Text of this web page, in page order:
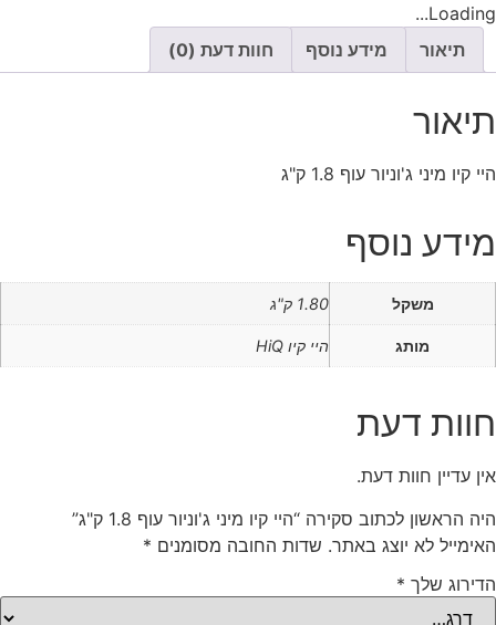
Loading...
תיאור
מידע נוסף חוות דעת (0)
תיאור
היי קיו מיני ג'וניור עוף 1.8 ק"ג
מידע נוסף
משקל 1.80 ק"ג
מותג היי קיו HiQ
חוות דעת
אין עדיין חוות דעת.
היה הראשון לכתוב סקירה “היי קיו מיני ג'וניור עוף 1.8 ק"ג”
האימייל לא יוצג באתר. שדות החובה מסומנים *
הדירוג שלך *